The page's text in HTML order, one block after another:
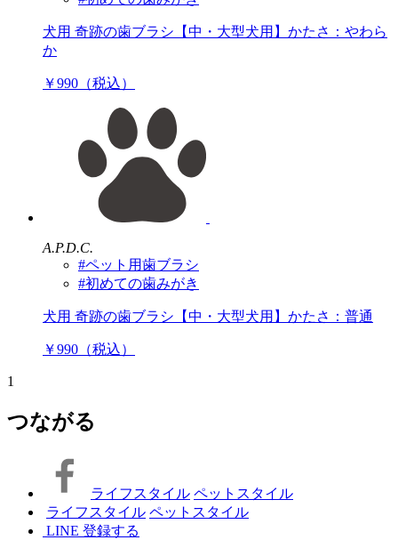
犬用 奇跡の歯ブラシ【中・大型犬用】かたさ：やわら
か
￥990（税込）
A.P.D.C.
#ペット用歯ブラシ
#初めての歯みがき
犬用 奇跡の歯ブラシ【中・大型犬用】かたさ：普通
￥990（税込）
1
つながる
ライフスタイル ペットスタイル
ライフスタイル ペットスタイル
LINE 登録する